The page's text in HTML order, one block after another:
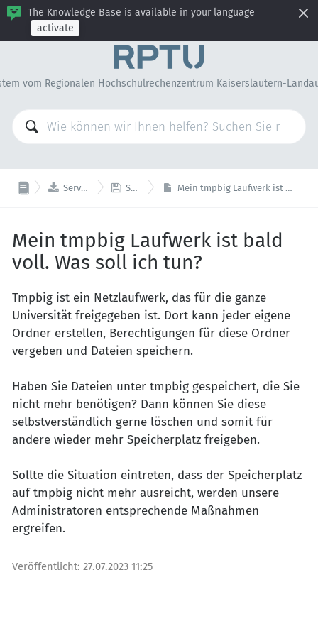
The Knowledge Base is available in your language
activate
vom Regionalen Hochschulrechenzentrum Kaiserslautern-
 Serverdienste  Speicher Mein tmpbig Laufwerk ist bald voll. Was soll ich tun?
Mein tmpbig Laufwerk ist bald
voll. Was soll ich tun?
Tmpbig ist ein Netzlaufwerk, das für die ganze
Universität freigegeben ist. Dort kann jeder eigene
Ordner erstellen, Berechtigungen für diese Ordner
vergeben und Dateien speichern.
Haben Sie Dateien unter tmpbig gespeichert, die Sie
nicht mehr benötigen? Dann können Sie diese
selbstverständlich gerne löschen und somit für
andere wieder mehr Speicherplatz freigeben.
Sollte die Situation eintreten, dass der Speicherplatz
auf tmpbig nicht mehr ausreicht, werden unsere
Administratoren entsprechende Maßnahmen
ergreifen.
Veröffentlicht: 27.07.2023 11:25